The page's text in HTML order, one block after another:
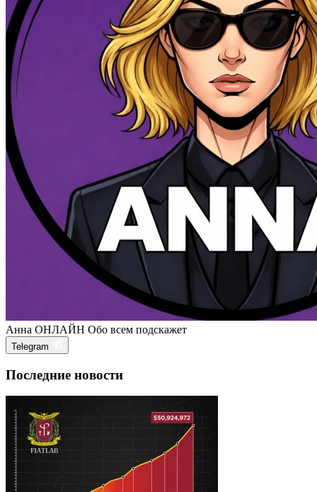
Анна ОНЛАЙН Обо всем подскажет
Telegram
Последние новости